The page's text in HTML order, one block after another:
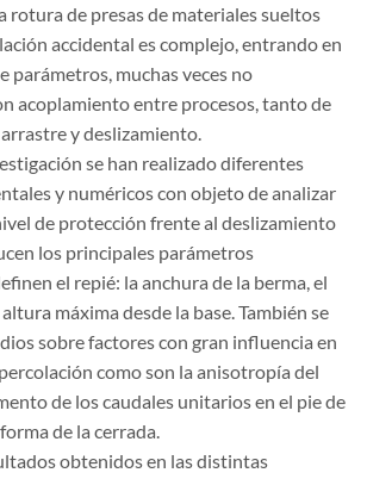
rotura de presas de materiales sueltos
accidental es complejo, entrando en
parámetros, muchas veces no
acoplamiento entre procesos, tanto de
y deslizamiento.
se han realizado diferentes
y numéricos con objeto de analizar
de protección frente al deslizamiento
los principales parámetros
el repié: la anchura de la berma, el
máxima desde la base. También se
sobre factores con gran influencia en
como son la anisotropía del
de los caudales unitarios en el pie de
de la cerrada.
obtenidos en las distintas